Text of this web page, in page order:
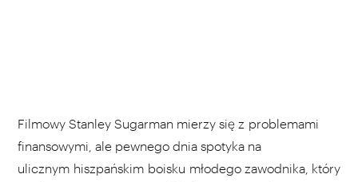
Filmowy Stanley Sugarman mierzy się z problemami
finansowymi, ale pewnego dnia spotyka na
ulicznym hiszpańskim boisku młodego zawodnika, który